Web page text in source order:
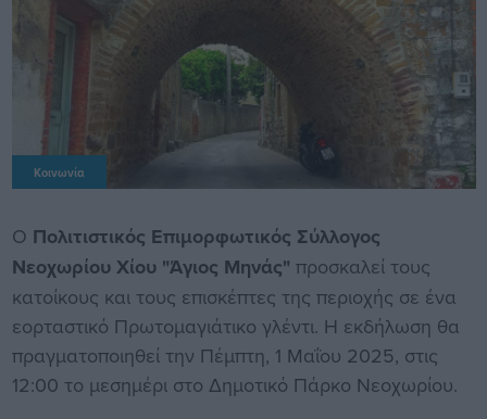
Κοινωνία
Ο Πολιτιστικός Επιμορφωτικός Σύλλογος
Νεοχωρίου Χίου "Άγιος Μηνάς" προσκαλεί τους
κατοίκους και τους επισκέπτες της περιοχής σε ένα
εορταστικό Πρωτομαγιάτικο γλέντι. Η εκδήλωση θα
πραγματοποιηθεί την Πέμπτη, 1 Μαΐου 2025, στις
12:00 το μεσημέρι στο Δημοτικό Πάρκο Νεοχωρίου.